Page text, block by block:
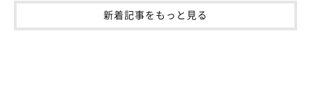
新着記事をもっと見る